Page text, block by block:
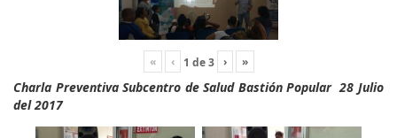
« ‹ 1 de3 › »
Charla Preventiva Subcentro de Salud Bastión Popular 28 Julio
del 2017